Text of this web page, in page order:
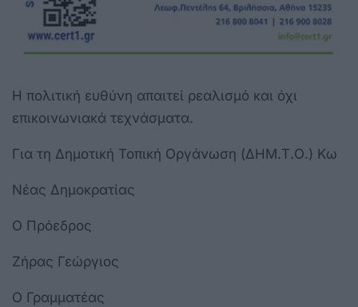
Η πολιτική ευθύνη απαιτεί ρεαλισμό και όχι
επικοινωνιακά τεχνάσματα.
Για τη Δημοτική Τοπική Οργάνωση (ΔΗΜ.Τ.Ο.) Κω
Νέας Δημοκρατίας
Ο Πρόεδρος
Ζήρας Γεώργιος
Ο Γραμματέας